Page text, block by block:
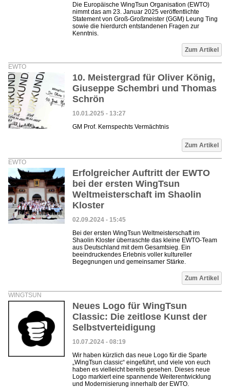
Die Europäische WingTsun Organisation (EWTO)
nimmt das am 23. Januar 2025 veröffentlichte
Statement von Groß-Großmeister (GGM) Leung Ting
sowie die hierdurch entstandenen Fragen zur
Kenntnis.
Zum Artikel
EWTO
10. Meistergrad für Oliver König,
Giuseppe Schembri und Thomas
Schrön
10.01.2025 - 13:27
GM Prof. Kernspechts Vermächtnis
Zum Artikel
EWTO
Erfolgreicher Auftritt der EWTO
bei der ersten WingTsun
Weltmeisterschaft im Shaolin
Kloster
02.09.2024 - 15:45
Bei der ersten WingTsun Weltmeisterschaft im
Shaolin Kloster überraschte das kleine EWTO-Team
aus Deutschland mit dem Gesamtsieg. Ein
beeindruckendes Erlebnis voller kultureller
Begegnungen und gemeinsamer Stärke.
Zum Artikel
WINGTSUN
Neues Logo für WingTsun
Classic: Die zeitlose Kunst der
Selbstverteidigung
10.07.2024 - 08:19
Wir haben kürzlich das neue Logo für die Sparte
„WingTsun classic“ eingeführt, und viele von euch
haben es vielleicht bereits gesehen. Dieses neue
Logo markiert eine spannende Weiterentwicklung
und Modernisierung innerhalb der EWTO.